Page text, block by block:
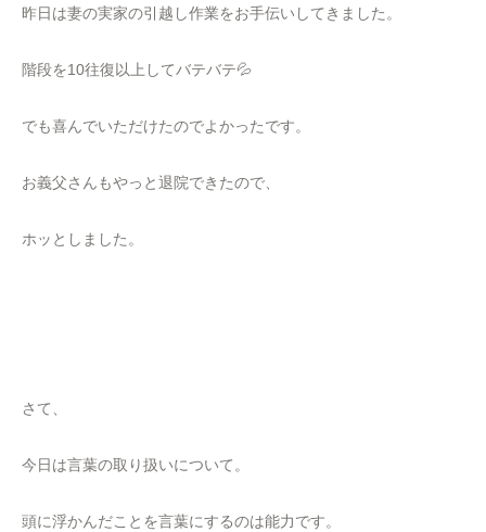
昨日は妻の実家の引越し作業をお手伝いしてきました。
階段を10往復以上してバテバテ💦
でも喜んでいただけたのでよかったです。
お義父さんもやっと退院できたので、
ホッとしました。
さて、
今日は言葉の取り扱いについて。
頭に浮かんだことを言葉にするのは能力です。